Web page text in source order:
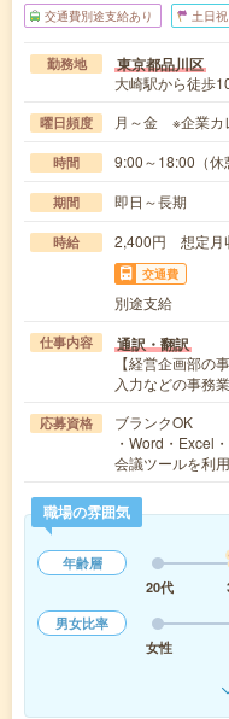
交通費別途支給あり 土日
勤務地 東京都品川区
大崎駅から徒歩
曜日頻度 月～金 ※企業カ
時間 9:00～18:00（休
期間 即日～長期
時給 2,400円 想定月
交通費
別途支給
仕事内容 通訳・翻訳
【経営企画部の
入力などの事務
応募資格
ブランクOK
・Word・Excel
会議ツールを利
職場の雰囲気
年齢層
20代
男女比率
女性